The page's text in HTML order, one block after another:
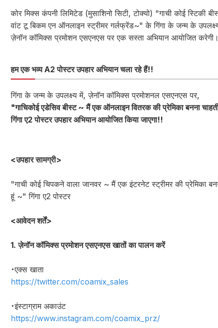
कोर मिक्स कंपनी लिमिटेड (मुसाशिनो सिटी, टोक्यो) "गाची कोई स्टिकी
वांट टू बिकम एन ऑनलाइन स्ट्रीमर गर्लफ्रेंड~" के गिंगा के जन्म के
ज़ेनॉन कॉमिक्स प्रमोशन एसएनएस पर एक सस्ता अभियान आयोजित
हम एक भव्य A2 पोस्टर उपहार अभियान चला रहे हैं!!
गिंगा के जन्म के उपलक्ष्य में, ज़ेनॉन कॉमिक्स प्रमोशनल एसएनएस पर,
"गाचिकोई एडेसिव बीस्ट ~ मैं एक ऑनलाइन वितरक की प्रेमिका बनना
गिंगा ए2 पोस्टर उपहार अभियान आयोजित किया जाएगा!!
<उपहार सामग्री>
"गाची कोई चिपकने वाला जानवर ~ मैं एक इंटरनेट स्ट्रीमर की प्रेमिका
हूं ~" गिंगा ए2 पोस्टर
<आवेदन शर्तें>
1. ज़ेनॉन कॉमिक्स प्रमोशन एसएनएस खातों का पालन करें
・एक्स खाता
https://twitter.com/coamix_sales
・इंस्टाग्राम अकाउंट
https://www.instagram.com/coamix_prz/